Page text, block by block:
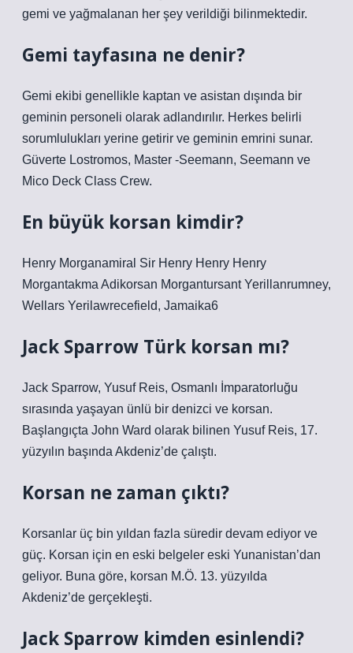
gemi ve yağmalanan her şey verildiği bilinmektedir.
Gemi tayfasına ne denir?
Gemi ekibi genellikle kaptan ve asistan dışında bir
geminin personeli olarak adlandırılır. Herkes belirli
sorumlulukları yerine getirir ve geminin emrini sunar.
Güverte Lostromos, Master -Seemann, Seemann ve
Mico Deck Class Crew.
En büyük korsan kimdir?
Henry Morganamiral Sir Henry Henry Henry
Morgantakma Adikorsan Morgantursant Yerillanrumney,
Wellars Yerilawrecefield, Jamaika6
Jack Sparrow Türk korsan mı?
Jack Sparrow, Yusuf Reis, Osmanlı İmparatorluğu
sırasında yaşayan ünlü bir denizci ve korsan.
Başlangıçta John Ward olarak bilinen Yusuf Reis, 17.
yüzyılın başında Akdeniz’de çalıştı.
Korsan ne zaman çıktı?
Korsanlar üç bin yıldan fazla süredir devam ediyor ve
güç. Korsan için en eski belgeler eski Yunanistan’dan
geliyor. Buna göre, korsan M.Ö. 13. yüzyılda
Akdeniz’de gerçekleşti.
Jack Sparrow kimden esinlendi?